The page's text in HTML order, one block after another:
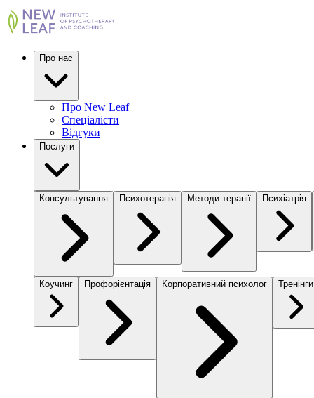
Про нас
Про New Leaf
Спеціалісти
Відгуки
Послуги
Консультування Психотерапія Методи терапії Психіатрія
Коучинг Профорієнтація Корпоративний психолог Тренінги